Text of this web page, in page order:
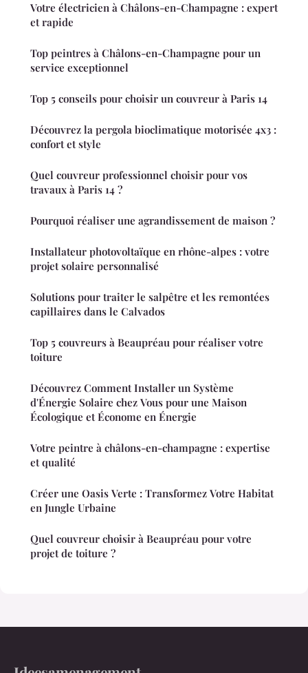
Votre électricien à Châlons-en-Champagne : expert
et rapide
Top peintres à Châlons-en-Champagne pour un
service exceptionnel
Top 5 conseils pour choisir un couvreur à Paris 14
Découvrez la pergola bioclimatique motorisée 4x3 :
confort et style
Quel couvreur professionnel choisir pour vos
travaux à Paris 14 ?
Pourquoi réaliser une agrandissement de maison ?
Installateur photovoltaïque en rhône-alpes : votre
projet solaire personnalisé
Solutions pour traiter le salpêtre et les remontées
capillaires dans le Calvados
Top 5 couvreurs à Beaupréau pour réaliser votre
toiture
Découvrez Comment Installer un Système
d'Énergie Solaire chez Vous pour une Maison
Écologique et Économe en Énergie
Votre peintre à châlons-en-champagne : expertise
et qualité
Créer une Oasis Verte : Transformez Votre Habitat
en Jungle Urbaine
Quel couvreur choisir à Beaupréau pour votre
projet de toiture ?